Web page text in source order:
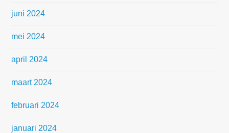
juni 2024
mei 2024
april 2024
maart 2024
februari 2024
januari 2024